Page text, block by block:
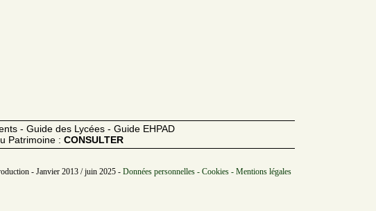
- Guide des Lycées - Guide EHPAD
Patrimoine : CONSULTER
- Janvier 2013 / juin 2025 - Données personnelles - Cookies - Mentions légales